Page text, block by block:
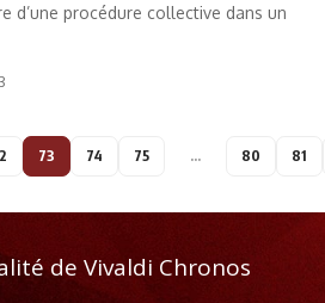
d’une procédure collective dans un
73 74 75 … 80 81
de Vivaldi Chronos